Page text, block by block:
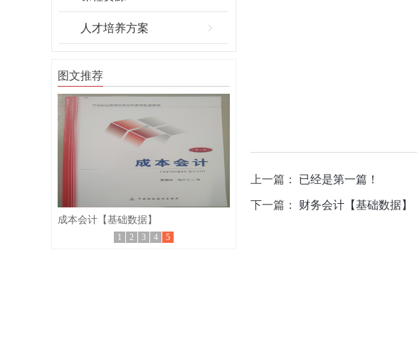
人才培养方案
图文推荐
成本会计【基础数据】
1 2 3 4 5
上一篇： 已经是第一篇！
下一篇： 财务会计【基础数据】